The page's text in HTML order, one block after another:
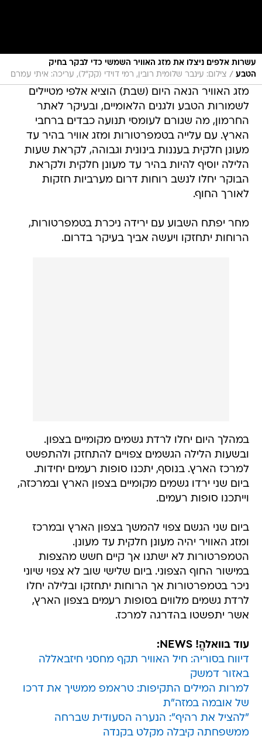
עשרות אלפים ניצלו את מזג האוויר השמשי כדי לבקר בחיק
הטבע / צילום: עינבר שלומית רובין, רמי דוידי (קק"ל), עריכה: איתי עמרם
מזג האוויר הנאה היום (שבת) הוציא אלפי מטיילים
לשמורות הטבע ולגנים הלאומיים, ובעיקר לאתר
החרמון, מה שגורם לעומסי תנועה כבדים ברחבי
הארץ. עם עלייה בטמפרטורות ומזג אוויר בהיר עד
מעונן חלקית בעננות בינונית וגבוהה, לקראת שעות
הלילה יוסיף להיות בהיר עד מעונן חלקית ולקראת
הבוקר יחלו לנשב רוחות דרום מערביות חזקות
לאורך החוף.
מחר יפתח השבוע עם ירידה ניכרת בטמפרטורות,
הרוחות יתחזקו ויעשה אביך בעיקר בדרום.
במהלך היום יחלו לרדת גשמים מקומיים בצפון.
ובשעות הלילה הגשמים צפויים להתחזק ולהתפשט
למרכז הארץ. בנוסף, יתכנו סופות רעמים יחידות.
ביום שני ירדו גשמים מקומיים בצפון הארץ ובמרכזה,
וייתכנו סופות רעמים.
ביום שני הגשם צפוי להמשך בצפון הארץ ובמרכז
ומזג האוויר יהיה מעונן חלקית עד מעונן.
הטמפרטורות לא ישתנו אך קיים חשש מהצפות
במישור החוף הצפוני. ביום שלישי שוב לא צפוי שיוני
ניכר בטמפרטורות אך הרוחות יתחזקו ובלילה יחלו
לרדת גשמים מלווים בסופות רעמים בצפון הארץ,
אשר יתפשטו בהדרגה למרכז.
עוד בוואלהֱ! NEWS:
דיווח בסוריה: חיל האוויר תקף מחסני חיזבאללה
באזור דמשק
למרות המילים התקיפות: טראמפ ממשיך את דרכו
של אובמה במזה"ת
"להציל את רהיף": הנערה הסעודית שברחה
ממשפחתה קיבלה מקלט בקנדה